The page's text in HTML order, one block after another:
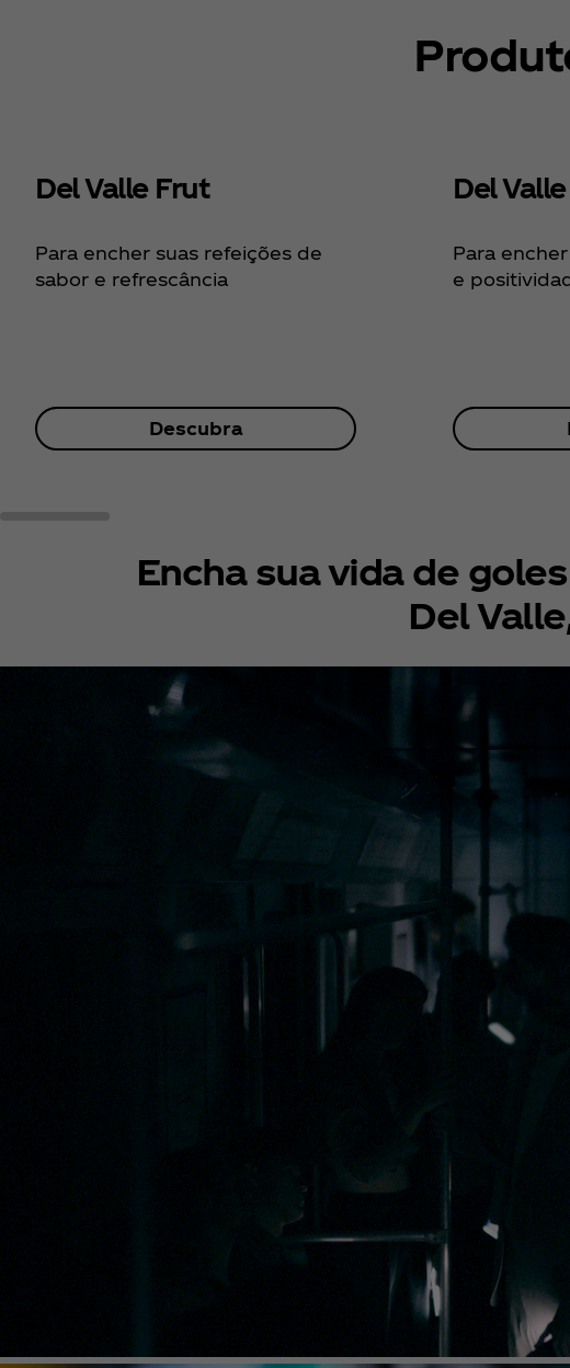
Del Valle Frut
Para encher suas refeições de
sabor e refrescância
Descubra
Del
Para
e
Encha sua vida de
Del